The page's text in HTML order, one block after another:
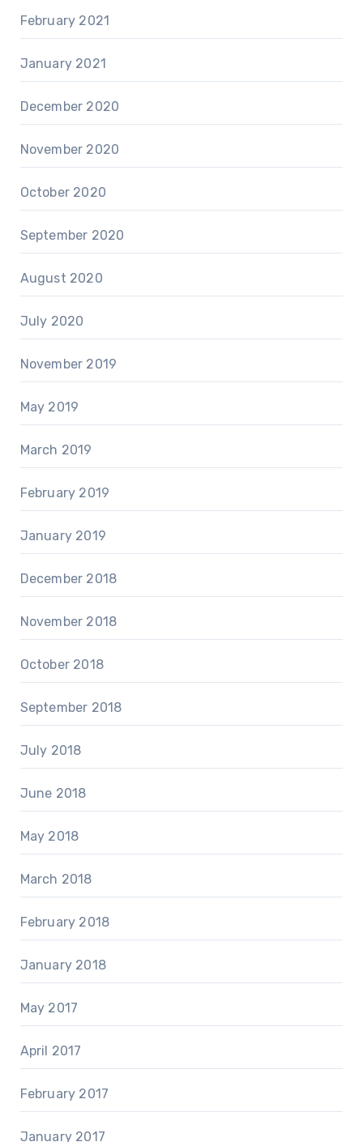
February 2021
January 2021
December 2020
November 2020
October 2020
September 2020
August 2020
July 2020
November 2019
May 2019
March 2019
February 2019
January 2019
December 2018
November 2018
October 2018
September 2018
July 2018
June 2018
May 2018
March 2018
February 2018
January 2018
May 2017
April 2017
February 2017
January 2017